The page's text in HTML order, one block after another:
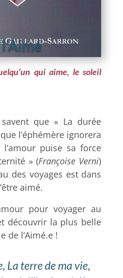
l'Aimé
qui aime, le soleil
que « La durée
l’éphémère ignorera
puise sa force
» (Françoise Verni)
des voyages est dans
aimé.
pour voyager au
découvrir la plus belle
de l’Aimé.e !
La terre de ma vie,